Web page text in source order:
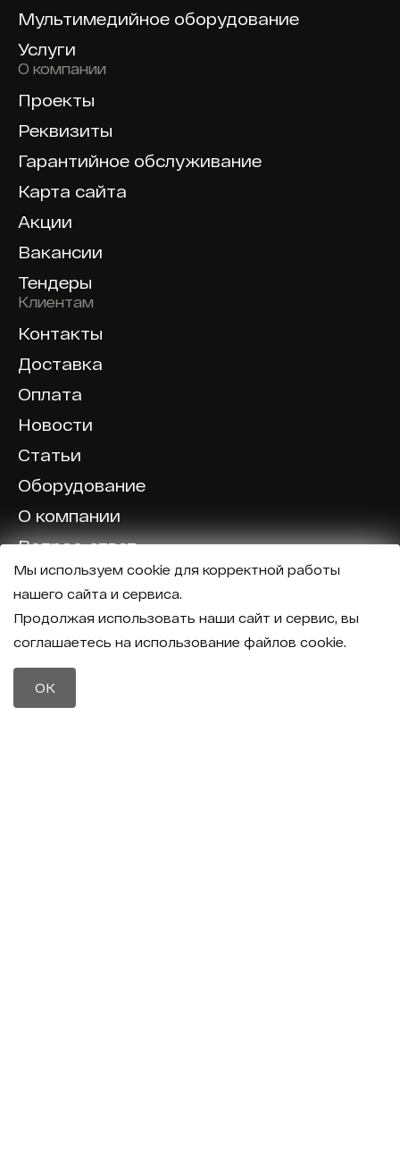
Мультимедийное оборудование
Услуги
О компании
Проекты
Реквизиты
Гарантийное обслуживание
Карта сайта
Акции
Вакансии
Тендеры
Клиентам
Контакты
Доставка
Оплата
Новости
Статьи
Оборудование
О компании
Вопрос-ответ
Отзывы
Политика конфиденциальности
8 (800) 600-40-37
Мы используем cookie для корректной работы
нашего сайта и сервиса.
Продолжая использовать наши сайт и сервис, вы
соглашаетесь на использование файлов cookie.
OK